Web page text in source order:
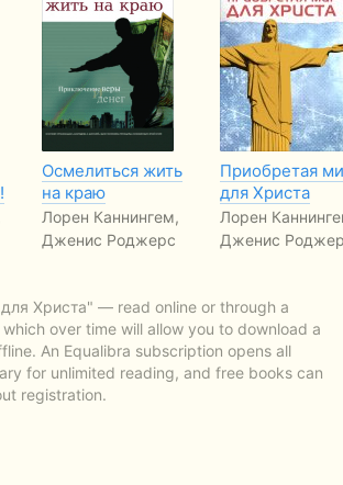
Осмелиться жить
на краю
Лорен Каннингем,
Дженис Роджерс
Приобретая
для Христа
Лорен
Дженис
Христа" — read online or through a
over time will allow you to download a
An Equalibra subscription opens all
for unlimited reading, and free books can
registration.